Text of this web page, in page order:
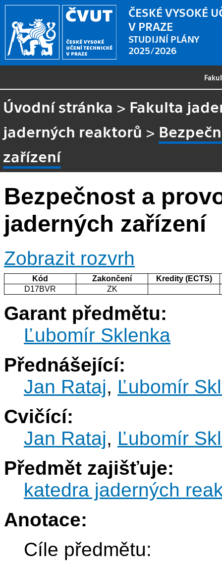
ČESKÉ VYSOKÉ
V PRAZE
STUDIJNÍ PLÁNY
2025/2026
Úvodní stránka > Fakulta
jaderných reaktorů >
zařízení
Bezpečnost a
jaderných zařízení
Zobrazit rozvrh
Kód Zakončení
Kredity (ECTS)
D17BVR
ZK
Garant předmětu:
Ľubomír Sklenka
Přednášející:
Jan Rataj, Ľubomír
Cvičící:
Jan Rataj, Ľubomír
Předmět zajišťuje:
katedra jaderných
Anotace:
Cíle předmětu: